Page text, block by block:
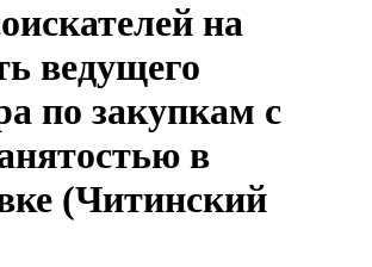
на
ведущего
по закупкам с
в
(Читинский